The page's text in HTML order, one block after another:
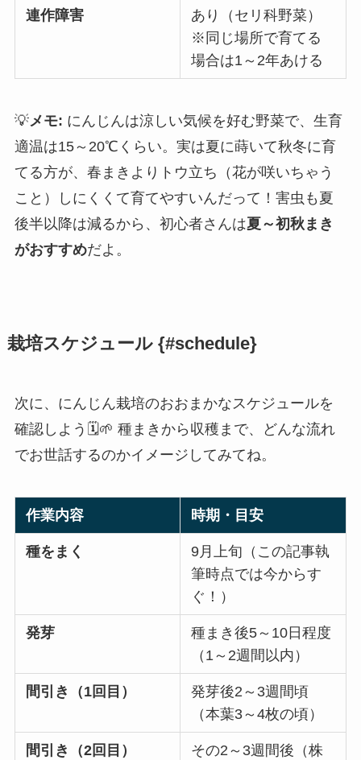
連作障害
あり（セリ科野菜）
※同じ場所で育てる
場合は1～2年あける
💡メモ: にんじんは涼しい気候を好む野菜で、生育
適温は15～20℃くらい。実は夏に蒔いて秋冬に育
てる方が、春まきよりトウ立ち（花が咲いちゃう
こと）しにくくて育てやすいんだって！害虫も夏
後半以降は減るから、初心者さんは夏～初秋まき
がおすすめだよ。
栽培スケジュール {#schedule}
次に、にんじん栽培のおおまかなスケジュールを
確認しよう🗓️🌱 種まきから収穫まで、どんな流れ
でお世話するのかイメージしてみてね。
作業内容 時期・目安
種をまく
9月上旬（この記事執
筆時点では今からす
ぐ！）
発芽
種まき後5～10日程度
（1～2週間以内）
間引き（1回目）
発芽後2～3週間頃
（本葉3～4枚の頃）
間引き（2回目）
その2～3週間後（株